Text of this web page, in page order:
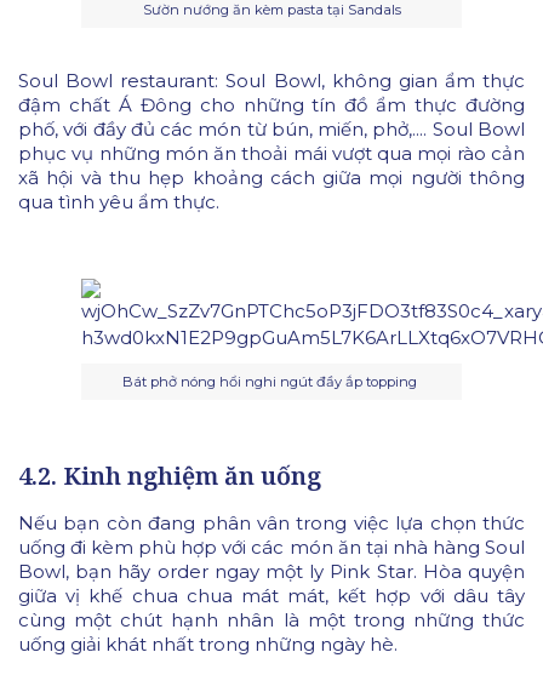
Sườn nướng ăn kèm pasta tại Sandals
Soul Bowl restaurant: Soul Bowl, không gian ẩm thực
đậm chất Á Đông cho những tín đồ ẩm thực đường
phố, với đầy đủ các món từ bún, miến, phở,.... Soul Bowl
phục vụ những món ăn thoải mái vượt qua mọi rào cản
xã hội và thu hẹp khoảng cách giữa mọi người thông
qua tình yêu ẩm thực.
Bát phở nóng hổi nghi ngút đầy ắp topping
4.2. Kinh nghiệm ăn uống
Nếu bạn còn đang phân vân trong việc lựa chọn thức
uống đi kèm phù hợp với các món ăn tại nhà hàng Soul
Bowl, bạn hãy order ngay một ly Pink Star. Hòa quyện
giữa vị khế chua chua mát mát, kết hợp với dâu tây
cùng một chút hạnh nhân là một trong những thức
uống giải khát nhất trong những ngày hè.